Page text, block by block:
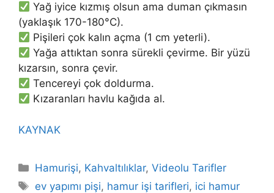
Yağ iyice kızmış olsun ama duman çıkmasın
(yaklaşık 170-180°C).
Pişileri çok kalın açma (1 cm yeterli).
Yağa attıktan sonra sürekli çevirme. Bir yüzü
kızarsın, sonra çevir.
Tencereyi çok doldurma.
Kızaranları havlu kağıda al.
KAYNAK
Categories
Hamurişi, Kahvaltılıklar,Videolu Tarifler
Tags
ev yapımı pişi, hamur işi tarifleri, ici hamur